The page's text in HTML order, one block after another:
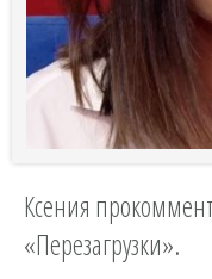
Ксения
«Перезагрузки».